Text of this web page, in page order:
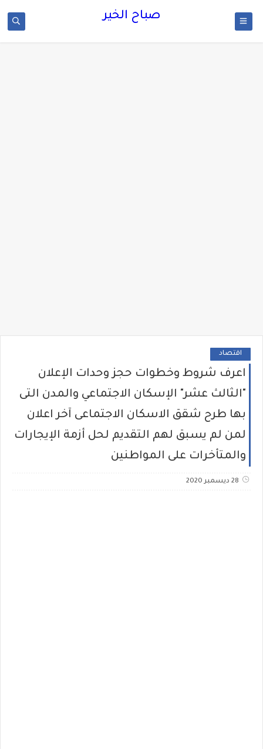
صباح الخير
اقتصاد
اعرف شروط وخطوات حجز وحدات الإعلان
"الثالث عشر" الإسكان الاجتماعي والمدن التى
بها طرح شقق الاسكان الاجتماعى آخر اعلان
لمن لم يسبق لهم التقديم لحل أزمة الإيجارات
والمتأخرات على المواطنين
28 ديسمبر 2020